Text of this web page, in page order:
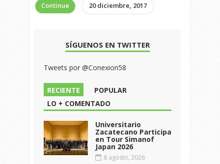
Continue 20 diciembre, 2017
SÍGUENOS EN TWITTER
Tweets por @Conexion58
RECIENTE
POPULAR
LO + COMENTADO
Universitario
Zacatecano Participa
en Tour Simanof
Japan 2026
8 agosto, 2026